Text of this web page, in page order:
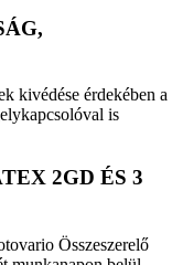
kivédése érdekében a
is
2GD ÉS 3
Összeszerelő